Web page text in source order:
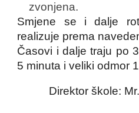
zvonjena.
Smjene se i dalje
realizuje prema
Časovi i dalje traju po
5 minuta i veliki odmor
Direktor škole: